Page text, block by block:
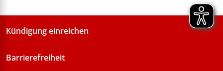
Kündigung einreichen
Barrierefreiheit